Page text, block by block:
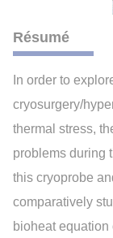
Résumé
In order to
cryosurgery/
thermal stress,
problems during
this cryoprobe
comparatively
bioheat